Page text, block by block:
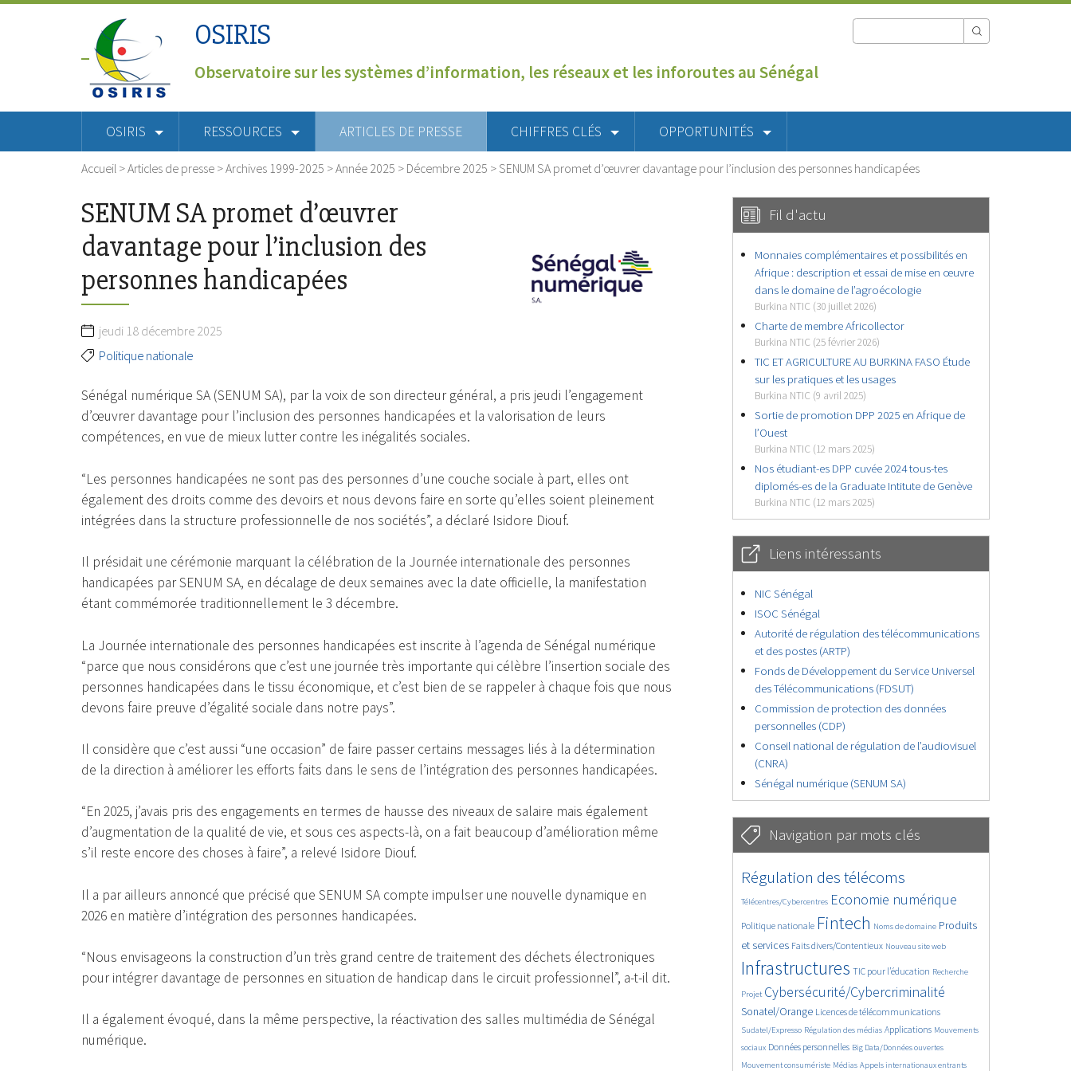
OSIRIS
Observatoire sur les systèmes d’information, les réseaux et les inforoutes au Sénégal
OSIRIS RESSOURCES ARTICLES DE PRESSE CHIFFRES CLÉS OPPORTUNITÉS
Accueil >Articles de presse >Archives 1999-2025 >Année 2025 > Décembre 2025 >SENUM SA promet d’œuvrer davantage pour l’inclusion des personnes handicapées
SENUM SA promet d’œuvrer
davantage pour l’inclusion des
personnes handicapées
jeudi 18 décembre 2025
Politique nationale
Sénégal numérique SA (SENUM SA), par la voix de son directeur général, a pris jeudi l’engagement
d’œuvrer davantage pour l’inclusion des personnes handicapées et la valorisation de leurs
compétences, en vue de mieux lutter contre les inégalités sociales.
“Les personnes handicapées ne sont pas des personnes d’une couche sociale à part, elles ont
également des droits comme des devoirs et nous devons faire en sorte qu’elles soient pleinement
intégrées dans la structure professionnelle de nos sociétés”, a déclaré Isidore Diouf.
Il présidait une cérémonie marquant la célébration de la Journée internationale des personnes
handicapées par SENUM SA, en décalage de deux semaines avec la date officielle, la manifestation
étant commémorée traditionnellement le 3 décembre.
La Journée internationale des personnes handicapées est inscrite à l’agenda de Sénégal numérique
“parce que nous considérons que c’est une journée très importante qui célèbre l’insertion sociale des
personnes handicapées dans le tissu économique, et c’est bien de se rappeler à chaque fois que nous
devons faire preuve d’égalité sociale dans notre pays”.
Il considère que c’est aussi “une occasion” de faire passer certains messages liés à la détermination
de la direction à améliorer les efforts faits dans le sens de l’intégration des personnes handicapées.
“En 2025, j’avais pris des engagements en termes de hausse des niveaux de salaire mais également
d’augmentation de la qualité de vie, et sous ces aspects-là, on a fait beaucoup d’amélioration même
s’il reste encore des choses à faire”, a relevé Isidore Diouf.
Il a par ailleurs annoncé que précisé que SENUM SA compte impulser une nouvelle dynamique en
2026 en matière d’intégration des personnes handicapées.
“Nous envisageons la construction d’un très grand centre de traitement des déchets électroniques
pour intégrer davantage de personnes en situation de handicap dans le circuit professionnel”, a-t-il dit.
Il a également évoqué, dans la même perspective, la réactivation des salles multimédia de Sénégal
numérique.
Fil d'actu
Monnaies complémentaires et possibilités en
Afrique : description et essai de mise en œuvre
dans le domaine de l’agroécologie
Burkina NTIC (30 juillet 2026)
Charte de membre Africollector
Burkina NTIC (25 février 2026)
TIC ET AGRICULTURE AU BURKINA FASO Étude
sur les pratiques et les usages
Burkina NTIC (9 avril 2025)
Sortie de promotion DPP 2025 en Afrique de
l’Ouest
Burkina NTIC (12 mars 2025)
Nos étudiant-es DPP cuvée 2024 tous-tes
diplomés-es de la Graduate Intitute de Genève
Burkina NTIC (12 mars 2025)
Liens intéressants
NIC Sénégal
ISOC Sénégal
Autorité de régulation des télécommunications
et des postes (ARTP)
Fonds de Développement du Service Universel
des Télécommunications (FDSUT)
Commission de protection des données
personnelles (CDP)
Conseil national de régulation de l’audiovisuel
(CNRA)
Sénégal numérique (SENUM SA)
Navigation par mots clés
4599/5555
Régulation des télécoms
360/5555
Télécentres/Cybercentres
3696/5555 Economie numérique
1836/5555
Politique nationale
5139/5555 Fintech
666/5555
Noms de domaine
2352/5555
Produits
et services
1597/5555 Faits divers/Contentieux
813/5555 Nouveau site web
5555/5555
Infrastructures
1818/5555
TIC pour l’éducation
194/5555
Recherche
246/5555
Projet
3562/5555Cybersécurité/Cybercriminalité
2293/5555
Sonatel/Orange
1621/5555 Licences de télécommunications
286/5555
Sudatel/Expresso
1022/5555 Régulation des médias
1493/5555 Applications
1178/5555
Mouvements
sociaux
1658/5555Données personnelles
141/5555 Big Data/Données ouvertes
616/5555
Mouvement consumériste
371/5555 Médias
656/5555 Appels internationaux entrants
1732/5555